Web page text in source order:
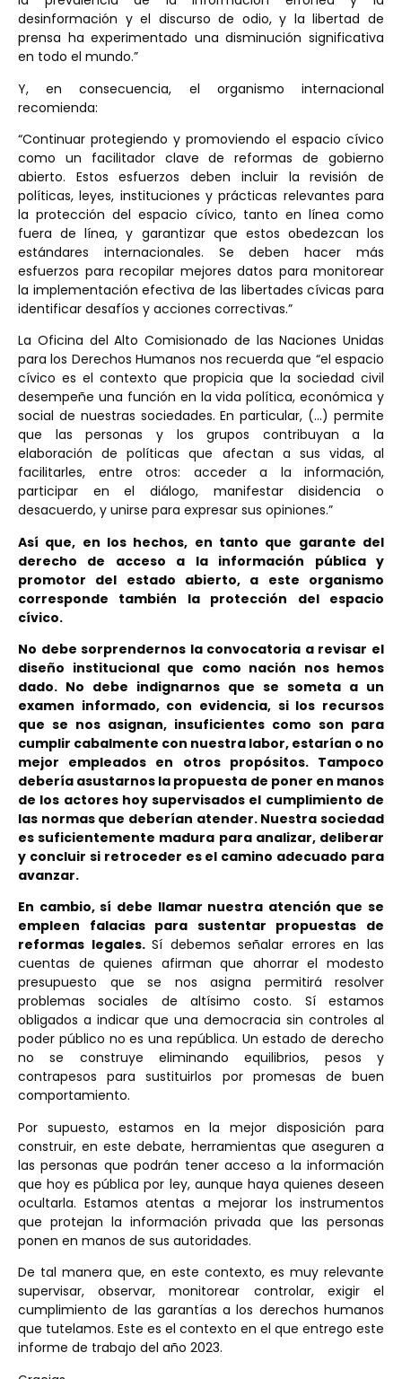
desinformación y el discurso de odio, y la libertad de
prensa ha experimentado una disminución significativa
en todo el mundo.”
Y, en consecuencia, el organismo internacional
recomienda:
“Continuar protegiendo y promoviendo el espacio cívico
como un facilitador clave de reformas de gobierno
abierto. Estos esfuerzos deben incluir la revisión de
políticas, leyes, instituciones y prácticas relevantes para
la protección del espacio cívico, tanto en línea como
fuera de línea, y garantizar que estos obedezcan los
estándares internacionales. Se deben hacer más
esfuerzos para recopilar mejores datos para monitorear
la implementación efectiva de las libertades cívicas para
identificar desafíos y acciones correctivas.”
La Oficina del Alto Comisionado de las Naciones Unidas
para los Derechos Humanos nos recuerda que “el espacio
cívico es el contexto que propicia que la sociedad civil
desempeñe una función en la vida política, económica y
social de nuestras sociedades. En particular, (…) permite
que las personas y los grupos contribuyan a la
elaboración de políticas que afectan a sus vidas, al
facilitarles, entre otros: acceder a la información,
participar en el diálogo, manifestar disidencia o
desacuerdo, y unirse para expresar sus opiniones.”
Así que, en los hechos, en tanto que garante del
derecho de acceso a la información pública y
promotor del estado abierto, a este organismo
corresponde también la protección del espacio
cívico.
No debe sorprendernos la convocatoria a revisar el
diseño institucional que como nación nos hemos
dado. No debe indignarnos que se someta a un
examen informado, con evidencia, si los recursos
que se nos asignan, insuficientes como son para
cumplir cabalmente con nuestra labor, estarían o no
mejor empleados en otros propósitos. Tampoco
debería asustarnos la propuesta de poner en manos
de los actores hoy supervisados el cumplimiento de
las normas que deberían atender. Nuestra sociedad
es suficientemente madura para analizar, deliberar
y concluir si retroceder es el camino adecuado para
avanzar.
En cambio, sí debe llamar nuestra atención que se
empleen falacias para sustentar propuestas de
reformas legales.Sí debemos señalar errores en las
cuentas de quienes afirman que ahorrar el modesto
presupuesto que se nos asigna permitirá resolver
problemas sociales de altísimo costo. Sí estamos
obligados a indicar que una democracia sin controles al
poder público no es una república. Un estado de derecho
no se construye eliminando equilibrios, pesos y
contrapesos para sustituirlos por promesas de buen
comportamiento.
Por supuesto, estamos en la mejor disposición para
construir, en este debate, herramientas que aseguren a
las personas que podrán tener acceso a la información
que hoy es pública por ley, aunque haya quienes deseen
ocultarla. Estamos atentas a mejorar los instrumentos
que protejan la información privada que las personas
ponen en manos de sus autoridades.
De tal manera que, en este contexto, es muy relevante
supervisar, observar, monitorear controlar, exigir el
cumplimiento de las garantías a los derechos humanos
que tutelamos. Este es el contexto en el que entrego este
informe de trabajo del año 2023.